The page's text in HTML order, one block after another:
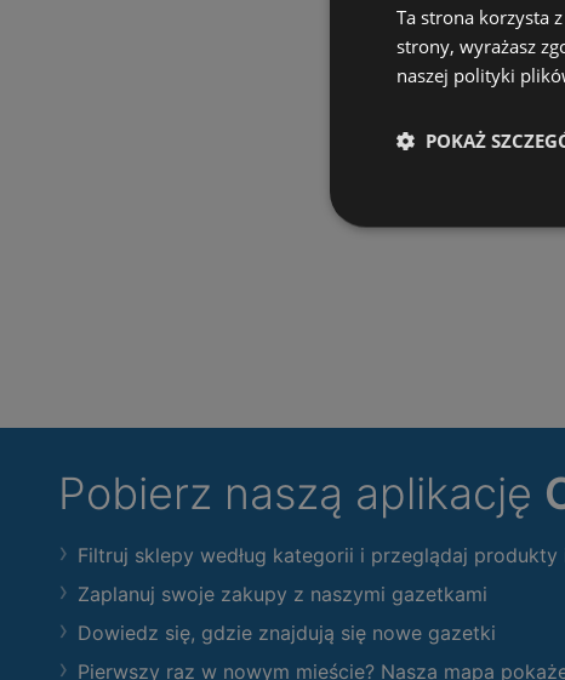
Pobierz naszą aplikację
Filtruj sklepy według kategorii i przeglądaj produkty
Zaplanuj swoje zakupy z naszymi gazetkami
Dowiedz się, gdzie znajdują się nowe gazetki
Pierwszy raz w nowym mieście? Nasza mapa
Ta strona korzysta
strony, wyrażasz
naszej polityki
POKAŻ